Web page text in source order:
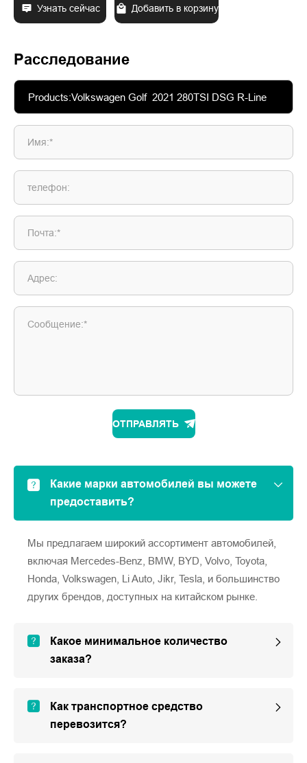
Узнать сейчас Добавить в корзину
Расследование
Имя:*
телефон:
Почта:*
Адрес:
Сообщение:*
ОТПРАВЛЯТЬ
Какие марки автомобилей вы можете
предоставить?
Мы предлагаем широкий ассортимент автомобилей,
включая Mercedes-Benz, BMW, BYD, Volvo, Toyota,
Honda, Volkswagen, Li Auto, Jikr, Tesla, и большинство
других брендов, доступных на китайском рынке.
Какое минимальное количество
заказа?
Как транспортное средство
перевозится?